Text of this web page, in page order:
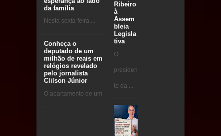
da família
Nesta sexta-feira ...
Conheça o
deputado de um
milhão de reais em
relógios revelado
pelo jornalista
Clilson Júnior
O apartamento de um
...
Ribeiro
à
Assem
bleia
Legisla
tiva
O
presiden
te da ...